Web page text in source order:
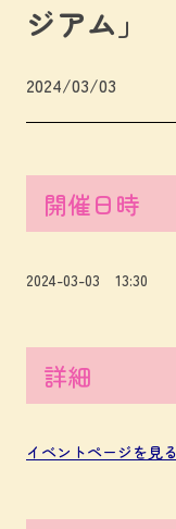
ジアム」
2024/03/03
開催日時
2024-03-03 13:30
詳細
イベントページを見る